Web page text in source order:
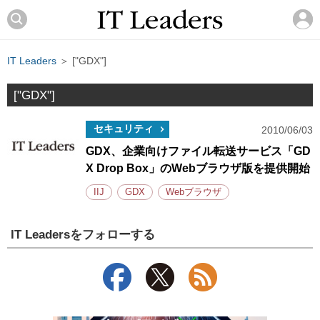
IT Leaders ＞ ["GDX"]
["GDX"]
セキュリティ 2010/06/03
GDX、企業向けファイル転送サービス「GD
X Drop Box」のWebブラウザ版を提供開始
IIJ GDX Webブラウザ
IT Leadersをフォローする